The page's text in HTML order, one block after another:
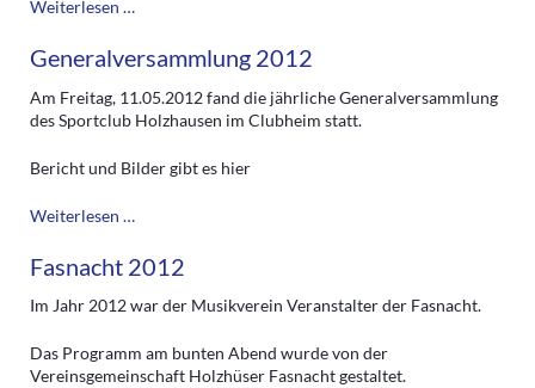
Weiterlesen …
mit
Betriebsmannschaften
und
Dorfmeisterschaften
Generalversammlung 2012
Am Freitag, 11.05.2012 fand die jährliche Generalversammlung
des Sportclub Holzhausen im Clubheim statt.
Bericht und Bilder gibt es hier
Weiterlesen …
Fasnacht 2012
Im Jahr 2012 war der Musikverein Veranstalter der Fasnacht.
Das Programm am bunten Abend wurde von der
Vereinsgemeinschaft Holzhüser Fasnacht gestaltet.